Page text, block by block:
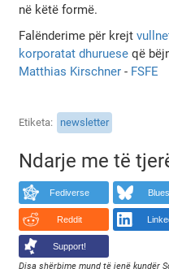
në këtë formë.
Falënderime për krejt
korporatat dhuruese që
Matthias Kirschner- FSFE
Etiketa newsletter
Ndarje me të
Fediverse
Reddit
Support!
Disa shërbime mund të jenë kundër